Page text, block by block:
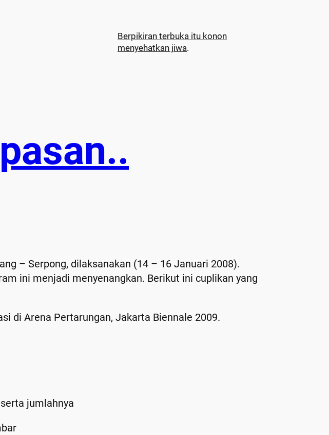
Berpikiran terbuka itu konon
menyehatkan jiwa.
– Serpong, dilaksanakan (14 – 16 Januari 2008).
ini menjadi menyenangkan. Berikut ini cuplikan yang
di Arena Pertarungan, Jakarta Biennale 2009.
jumlahnya